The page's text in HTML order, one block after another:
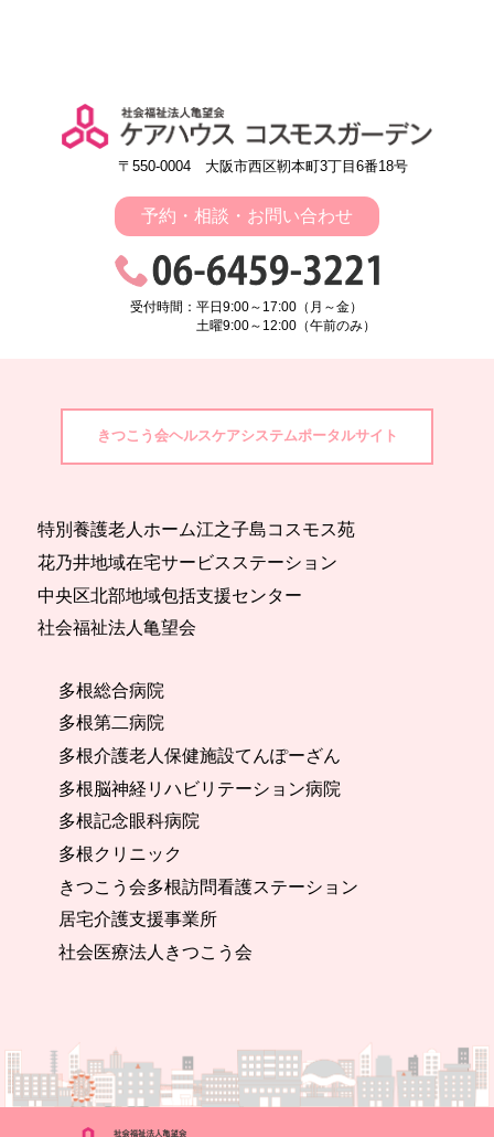
〒550-0004 大阪市西区靭本町3丁目6番18号
予約・相談・お問い合わせ
受付時間：平日9:00～17:00（月～金）
土曜9:00～12:00（午前のみ）
きつこう会ヘルスケアシステムポータルサイト
特別養護老人ホーム江之子島コスモス苑
花乃井地域在宅サービスステーション
中央区北部地域包括支援センター
社会福祉法人亀望会
多根総合病院
多根第二病院
多根介護老人保健施設てんぽーざん
多根脳神経リハビリテーション病院
多根記念眼科病院
多根クリニック
きつこう会多根訪問看護ステーション
居宅介護支援事業所
社会医療法人きつこう会